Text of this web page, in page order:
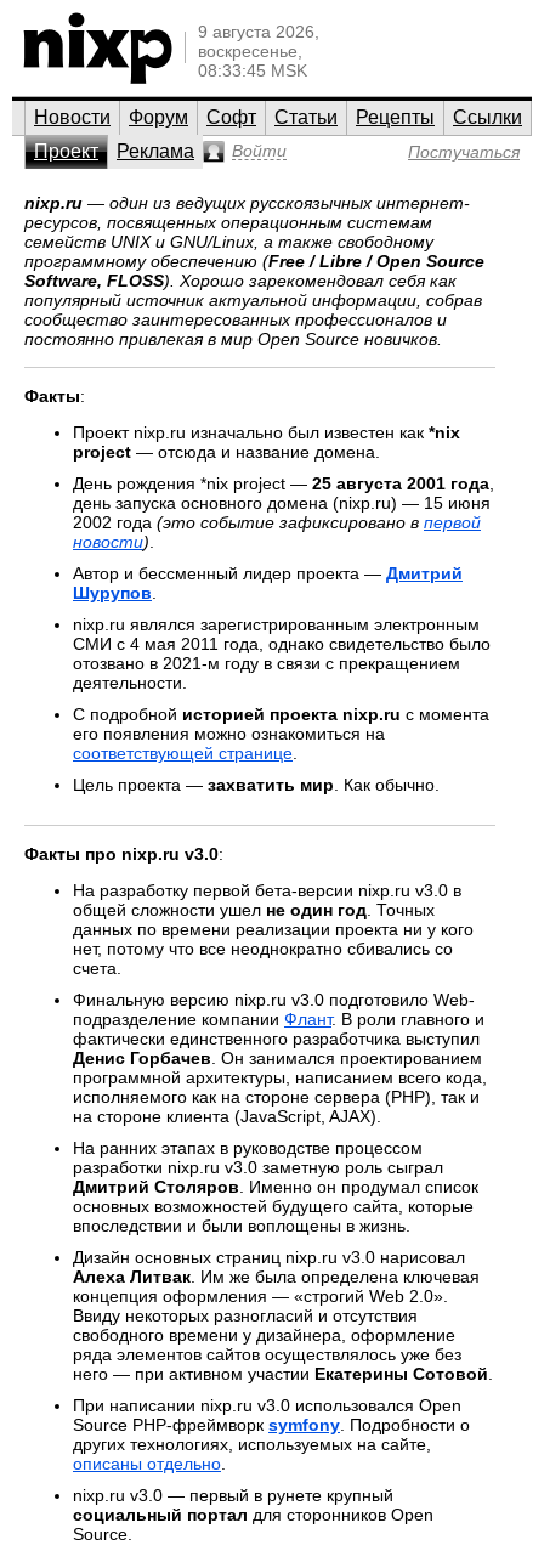
9 августа 2026,
воскресенье,
08:33:45 MSK
Новости Форум Софт Статьи Рецепты
Ссылки
Проект
Реклама Войти Постучаться
nixp.ru — один из ведущих русскоязычных интернет-
ресурсов, посвященных операционным системам
семейств UNIX и GNU/Linux, а также свободному
программному обеспечению (Free / Libre / Open Source
Software, FLOSS). Хорошо зарекомендовал себя как
популярный источник актуальной информации, собрав
сообщество заинтересованных профессионалов и
постоянно привлекая в мир Open Source новичков.
Факты:
Проект nixp.ru изначально был известен как *nix
project — отсюда и название домена.
День рождения *nix project — 25 августа 2001 года
день запуска основного домена (nixp.ru) — 15 июня
2002 года (это событие зафиксировано в первой
новости)
Автор и бессменный лидер проекта — Дмитрий
Шурупов
nixp.ru являлся зарегистрированным электронным
СМИ с 4 мая 2011 года, однако свидетельство было
отозвано в 2021-м году в связи с прекращением
деятельности.
С подробной историей проекта nixp.ru с момента
его появления можно ознакомиться на
соответствующей странице
Цель проекта — захватить мир . Как обычно.
Факты про nixp.ru v3.0:
На разработку первой бета-версии nixp.ru v3.0 в
общей сложности ушел не один год . Точных
данных по времени реализации проекта ни у кого
нет, потому что все неоднократно сбивались со
счета.
Финальную версию nixp.ru v3.0 подготовило Web-
подразделение компании Флант. В роли главного и
фактически единственного разработчика выступил
Денис Горбачев . Он занимался проектированием
программной архитектуры, написанием всего кода,
исполняемого как на стороне сервера (PHP), так и
на стороне клиента (JavaScript, AJAX).
На ранних этапах в руководстве процессом
разработки nixp.ru v3.0 заметную роль сыграл
Дмитрий Столяров . Именно он продумал список
основных возможностей будущего сайта, которые
впоследствии и были воплощены в жизнь.
Дизайн основных страниц nixp.ru v3.0 нарисовал
Алеха Литвак . Им же была определена ключевая
концепция оформления — «строгий Web 2.0».
Ввиду некоторых разногласий и отсутствия
свободного времени у дизайнера, оформление
ряда элементов сайтов осуществлялось уже без
него — при активном участии Екатерины Сотовой
При написании nixp.ru v3.0 использовался Open
Source PHP-фреймворк symfony . Подробности о
других технологиях, используемых на сайте,
описаны отдельно
nixp.ru v3.0 — первый в рунете крупный
социальный портал для сторонников Open
Source.